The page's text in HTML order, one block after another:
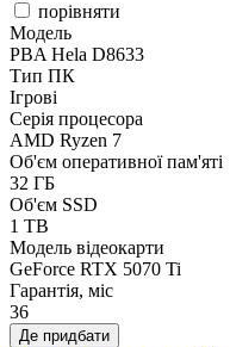
порівняти
Модель
PBA Hela D8633
Тип ПК
Ігрові
Серія процесора
AMD Ryzen 7
Об'єм оперативної пам'яті
32 ГБ
Об'єм SSD
1 TB
Модель відеокарти
GeForce RTX 5070 Ti
Гарантія, міс
36
Де придбати